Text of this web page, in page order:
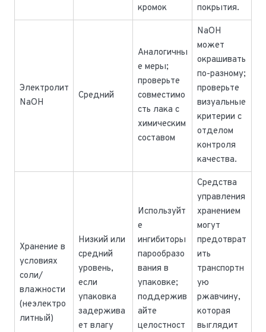
кромок
покрытия.
Электролит
NaOH
Средний
Аналогичны
е меры;
проверьте
совместимо
сть лака с
химическим
составом
NaOH
может
окрашивать
по-разному;
проверьте
визуальные
критерии с
отделом
контроля
качества.
Хранение в
условиях
соли/
влажности
(неэлектро
литный)
Низкий или
средний
уровень,
если
упаковка
задержива
ет влагу
Используйт
е
ингибиторы
парообразо
вания в
упаковке;
поддержив
айте
целостност
Средства
управления
хранением
могут
предотврат
ить
транспортн
ую
ржавчину,
которая
выглядит